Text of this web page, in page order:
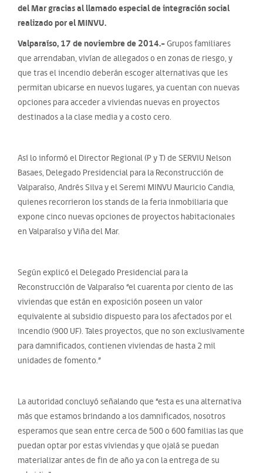
del Mar gracias al llamado especial de integración social
realizado por el MINVU.
Valparaíso, 17 de noviembre de 2014.-Grupos familiares
que arrendaban, vivían de allegados o en zonas de riesgo, y
que tras el incendio deberán escoger alternativas que les
permitan ubicarse en nuevos lugares, ya cuentan con nuevas
opciones para acceder a viviendas nuevas en proyectos
destinados a la clase media y a costo cero.
Así lo informó el Director Regional (P y T) de SERVIU Nelson
Basaes, Delegado Presidencial para la Reconstrucción de
Valparaíso, Andrés Silva y el Seremi MINVU Mauricio Candia,
quienes recorrieron los stands de la feria inmobiliaria que
expone cinco nuevas opciones de proyectos habitacionales
en Valparaíso y Viña del Mar.
Según explicó el Delegado Presidencial para la
Reconstrucción de Valparaíso “el cuarenta por ciento de las
viviendas que están en exposición poseen un valor
equivalente al subsidio dispuesto para los afectados por el
incendio (900 UF). Tales proyectos, que no son exclusivamente
para damnificados, contienen viviendas de hasta 2 mil
unidades de fomento.”
La autoridad concluyó señalando que “esta es una alternativa
más que estamos brindando a los damnificados, nosotros
esperamos que sean entre cerca de 500 o 600 familias las que
puedan optar por estas viviendas y que ojalá se puedan
materializar antes de fin de año ya con la entrega de su